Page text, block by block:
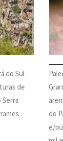
do Sul
de
Serra
do
e/